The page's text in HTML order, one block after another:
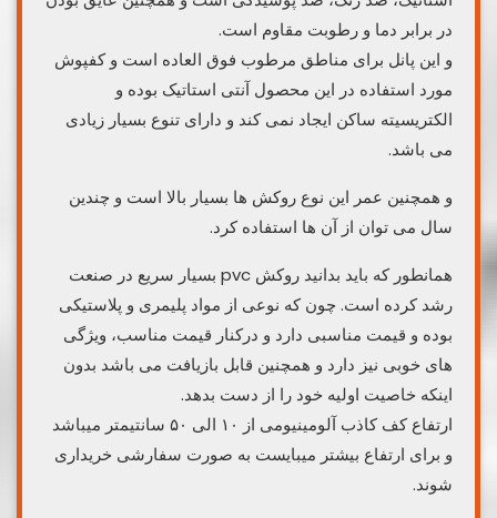
در برابر دما و رطوبت مقاوم است.
و این پانل برای مناطق مرطوب فوق العاده است و کفپوش
مورد استفاده در این محصول آنتی استاتیک بوده و
الکتریسیته ساکن ایجاد نمی کند و دارای تنوع بسیار زیادی
می باشد.
و همچنین عمر این نوع روکش ها بسیار بالا است و چندین
سال می توان از آن ها استفاده کرد.
همانطور که باید بدانید روکش pvc بسیار سریع در صنعت
رشد کرده است. چون که نوعی از مواد پلیمری و پلاستیکی
بوده و قیمت مناسبی دارد و درکنار قیمت مناسب، ویژگی
های خوبی نیز دارد و همچنین قابل بازیافت می باشد بدون
اینکه خاصیت اولیه خود را از دست بدهد.
ارتفاع کف کاذب آلومینیومی از ۱۰ الی ۵۰ سانتیمتر میباشد
و برای ارتفاع بیشتر میبایست به صورت سفارشی خریداری
شوند.